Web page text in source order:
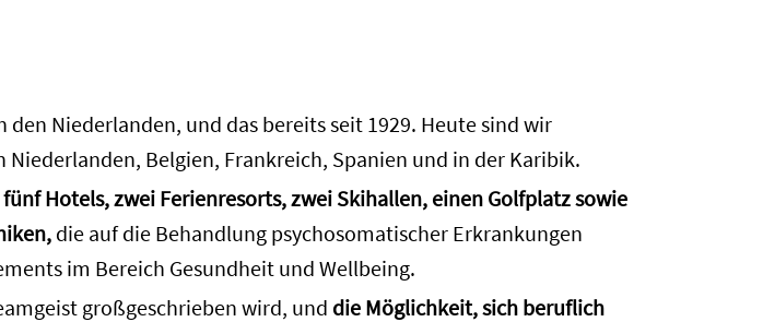
Niederlanden, und das bereits seit 1929. Heute sind wir
Belgien, Frankreich, Spanien und in der Karibik.
fünf Hotels, zwei Ferienresorts, zwei Skihallen, einen Golfplatz sowie
die auf die Behandlung psychosomatischer Erkrankungen
im Bereich Gesundheit und Wellbeing.
großgeschrieben wird, und die Möglichkeit, sich beruflich